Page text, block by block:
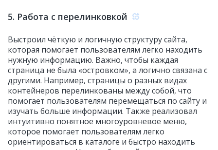
5. Работа с перелинковкой
Выстроил чёткую и логичную структуру сайта,
которая помогает пользователям легко находить
нужную информацию. Важно, чтобы каждая
страница не была «островком», а логично связана с
другими. Например, страницы о разных видах
контейнеров перелинкованы между собой, что
помогает пользователям перемещаться по сайту и
изучать больше информации. Также реализовал
интуитивно понятное многоуровневое меню,
которое помогает пользователям легко
ориентироваться в каталоге и быстро находить